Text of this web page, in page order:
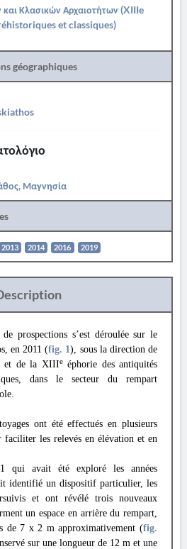
και Κλασικών Αρχαιοτήτων (XIIIe
et classiques)
géographiques
Μαγνησία
2013 2014 2016 2019
prospections s’est déroulée sur le
en 2011 (fig. 1), sous la direction de
et de la XIIIeéphorie des antiquités
dans le secteur du rempart
ont été effectués en plusieurs
faciliter les relevés en élévation et en
qui avait été exploré les années
identifié un dispositif particulier, les
et ont révélé trois nouveaux
un espace en arrière du rempart,
de 7 x 2 m approximativement (fig.
sur une longueur de 12 m et une